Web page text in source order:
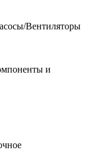
Вентиляторы
и